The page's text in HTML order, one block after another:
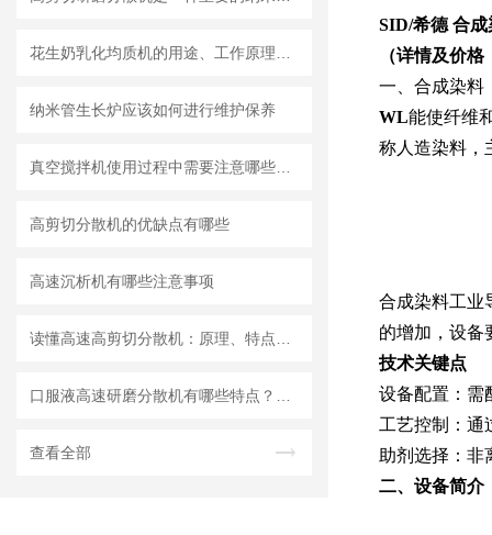
纳米管生长炉应该如何进行维护保养
高剪切分散机的优缺点有哪些
高速沉析机有哪些注意事项
查看全部
SID/希德 合
（详情及价
一、 合成染料
WL能使纤维
称人造染料，
合成染料工业
的增加，设备
技术关键点
设备配置‌：需
工艺控制‌：通
助剂选择‌：非
二、 设备简介